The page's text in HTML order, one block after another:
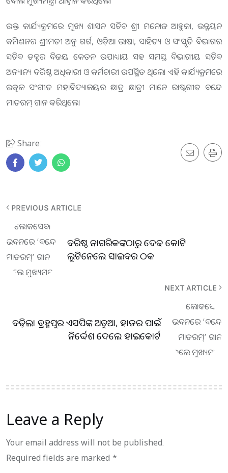
ଉକ୍ତ କାର୍ଯ୍ୟକ୍ରମରେ ମୁଖ୍ୟ ଶାସନ ସଚିବ ଶ୍ରୀ ମନୋଜ ଆହୁଜା, ଉନ୍ନୟନ
କମିଶନର ଶ୍ରୀମତୀ ଅନୁ ଗର୍ଗ, ଓଡ଼ିଆ ଭାଷା, ସାହିତ୍ୟ ଓ ସଂସ୍କୃତି ବିଭାଗର
ସଚିବ ଡକ୍ଟର ବିଜୟ କେତନ ଉପାଧ୍ୟାୟ ସହ ସମସ୍ତ ବିଭାଗୀୟ ସଚିବ
ଅନ୍ୟାନ୍ୟ ବରିଷ୍ଠ ଅଧିକାରୀ ଓ କର୍ମଚାରୀ ଉପସ୍ଥିତ ଥିଲେ। ଏହି କାର୍ଯ୍ୟକ୍ରମରେ
ଉତ୍କଳ ସଂଗୀତ ମହାବିଦ୍ୟାଳୟର ଛାତ୍ର ଛାତ୍ରୀ ମାନେ ରାଷ୍ଟ୍ରଗୀତ ବନ୍ଦେ
ମାତରମ୍‌ ଗାନ କରିଥିଲେ।
Share:
PREVIOUS ARTICLE
ବରିଷ୍ଠ ନାଗରିକଙ୍କଠାରୁ ଦେଢ କୋଟି
ଲୁଟିନେଲେ ସାଇବର ଠକ
NEXT ARTICLE
ବଢ଼ିଲା ବ୍ରହ୍ମପୁର ଏସପିଙ୍କ ଅଡୁଆ, ହାଜର ପାଇଁ
ନିର୍ଦ୍ଦେଶ ଦେଲେ ହାଇକୋର୍ଟ
Leave a Reply
Your email address will not be published.
Required fields are marked *